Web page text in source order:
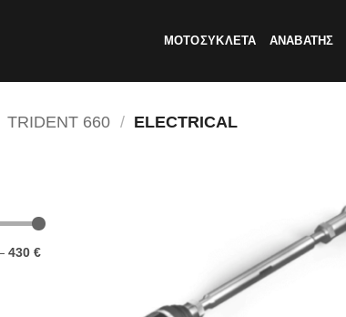
ΜΟΤΟΣΥΚΛΕΤΑ ΑΝΑΒΑΤΗΣ
TRIDENT 660 / ELECTRICAL
430 €